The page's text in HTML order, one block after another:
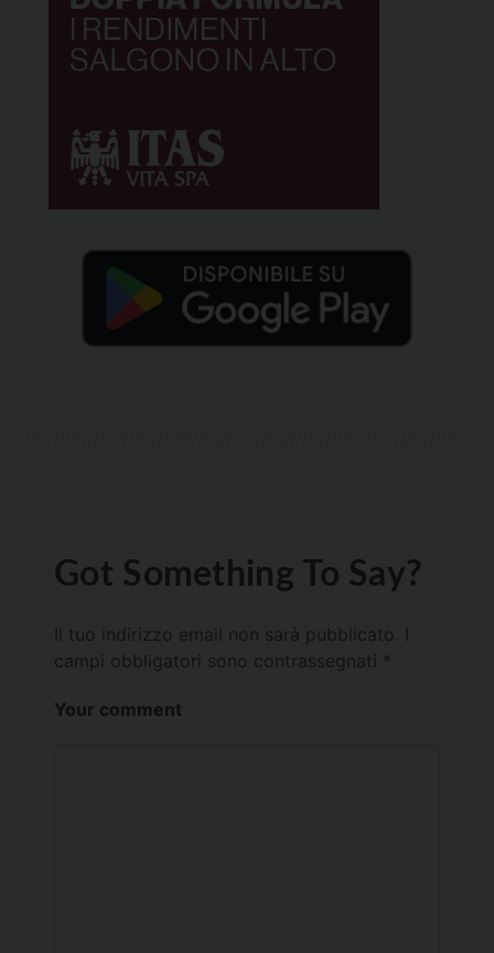
Got Something To Say?
Il tuo indirizzo email non sarà pubblicato.
campi obbligatori sono contrassegnati *
Your comment